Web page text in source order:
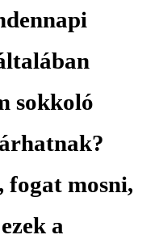
sokkoló
fogat mosni,
a